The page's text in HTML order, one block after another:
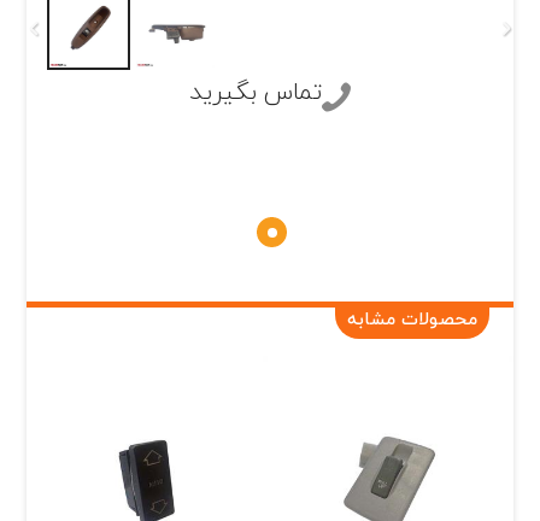
تماس بگیرید
محصولات مشابه